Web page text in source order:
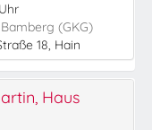
(GKG)
18, Hain
Haus